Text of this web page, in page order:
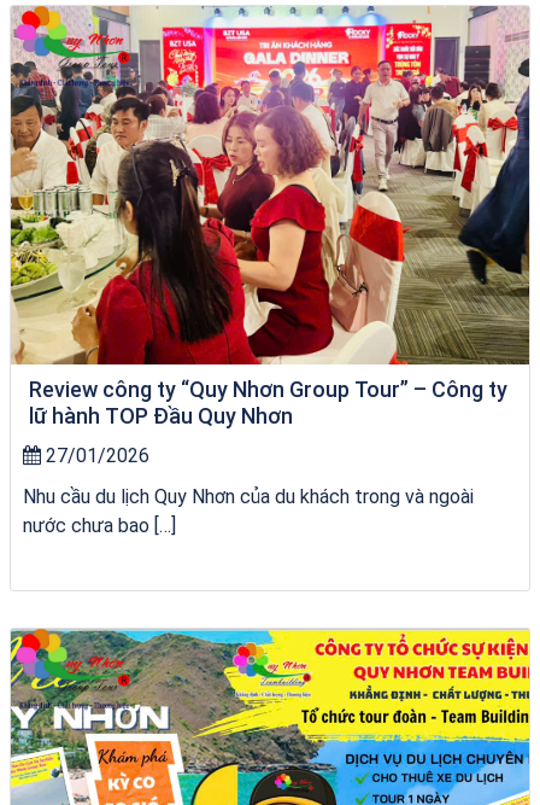
Khách sạn Việt Nam Taste
Review công ty “Quy Nhơn Group Tour” – Công ty
lữ hành TOP Đầu Quy Nhơn
27/01/2026
Nhu cầu du lịch Quy Nhơn của du khách trong và ngoài
nước chưa bao […]
Khách sạn Việt Nam Taste